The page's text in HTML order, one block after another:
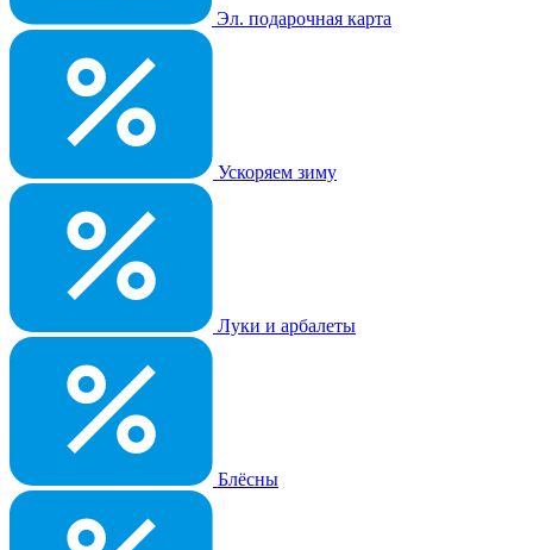
Эл. подарочная карта
Ускоряем зиму
Луки и арбалеты
Блёсны